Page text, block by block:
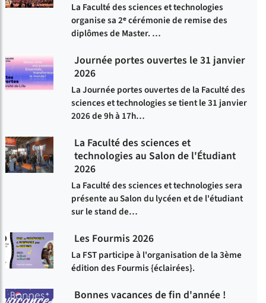
La Faculté des sciences et technologies
organise sa 2ᵉ cérémonie de remise des
diplômes de Master. …
Journée portes ouvertes le 31 janvier
2026
La Journée portes ouvertes de la Faculté des
sciences et technologies se tient le 31 janvier
2026 de 9h à 17h…
La Faculté des sciences et
technologies au Salon de l'Étudiant
2026
La Faculté des sciences et technologies sera
présente au Salon du lycéen et de l'étudiant
sur le stand de…
Les Fourmis 2026
La FST participe à l'organisation de la 3ème
édition des Fourmis {éclairées}.
Bonnes vacances de fin d'année !